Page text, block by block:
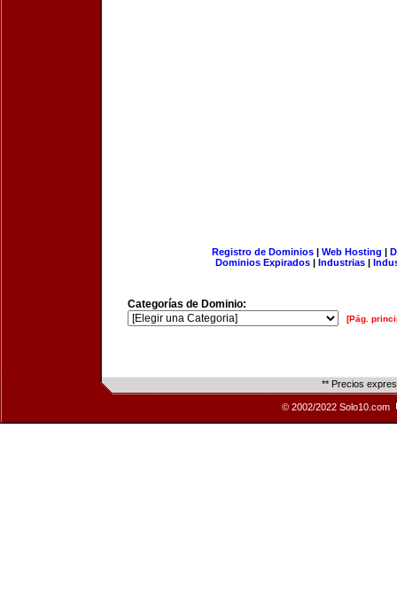
Registro de Dominios| Web Hosting |
Dominios Expirados | Industrias |
Categorías de Dominio:
[Pág.
** Precios
© 2002/2022 Solo10.com